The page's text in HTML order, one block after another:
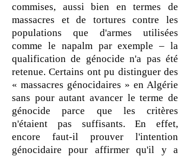
commises, aussi bien en termes de
massacres et de tortures contre les
populations que d'armes utilisées
comme le napalm par exemple – la
qualification de génocide n'a pas été
retenue. Certains ont pu distinguer des
« massacres génocidaires » en Algérie
sans pour autant avancer le terme de
génocide parce que les critères
n'étaient pas suffisants. En effet,
encore faut-il prouver l'intention
génocidaire pour affirmer qu'il y a